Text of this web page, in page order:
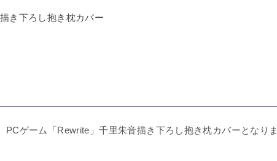
き下ろし抱き枕カバー
PCゲーム「Rewrite」千里朱音描き下ろし抱き枕カバーとなりま